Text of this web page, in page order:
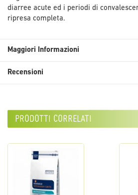
diarree acute ed i periodi di
ripresa completa.
Maggiori Informazioni
Recensioni
prodotti correlati